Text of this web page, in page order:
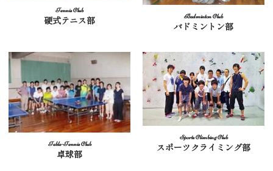
硬式テニス部 バドミントン部
卓球部
スポーツクライミング部